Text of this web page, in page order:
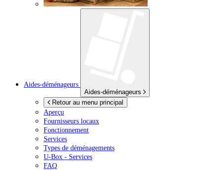
Aides-déménageurs
Aides-déménageurs
Retour au menu principal
Aperçu
Fournisseurs locaux
Fonctionnement
Services
Types de déménagements
U-Box - Services
FAQ